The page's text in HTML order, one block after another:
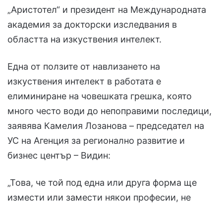
„Аристотел“ и президент на Международната
академия за докторски изследвания в
областта на изкуствения интелект.
Една от ползите от навлизането на
изкуствения интелект в работата е
елиминиране на човешката грешка, която
много често води до непоправими последици,
заявява Камелия Лозанова – председател на
УС на Агенция за регионално развитие и
бизнес център – Видин:
„Това, че той под една или друга форма ще
измести или замести някои професии, не